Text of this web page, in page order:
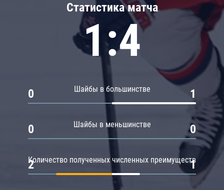
Статистика матча
1:4
Шайбы в большинстве
0 1
Шайбы в меньшинстве
0 0
Количество полученных численных преимуществ
2 1